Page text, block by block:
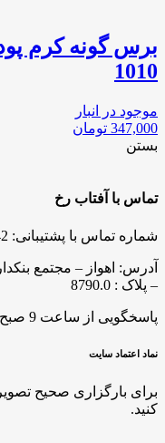
1010
موجود در انبار
347,000 تومان
بستن
تماس با آفتاب رخ
شماره تماس با پشتیبانی: 09163366542
آدرس: اهواز – مجتمع
– پلاک : 8790.0
پاسخگویی از ساعت 9 صبح تا 4 عصر
نماد اعتماد سایت
کنید.